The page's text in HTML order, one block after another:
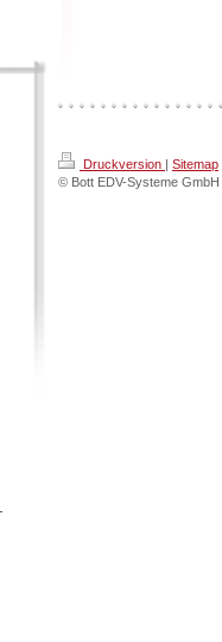
Druckversion | Sitemap
© Bott EDV-Systeme GmbH